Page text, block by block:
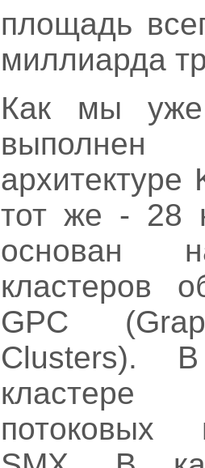
площадь
миллиарда
Как мы уже
архитектуре
тот же - 28
основан
кластеров
GPC
Clusters).
кластере
потоковых